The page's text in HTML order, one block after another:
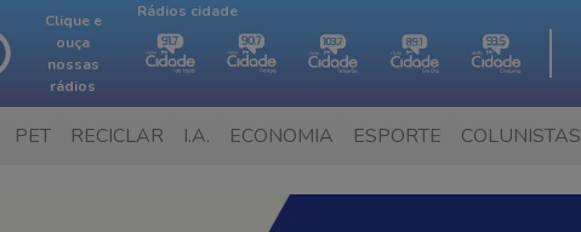
Clique e
ouça
nossas
rádios
Rádios cidade
PET RECICLAR I.A. ECONOMIA ESPORTE COLUNISTAS